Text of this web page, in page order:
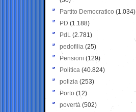
Partito Democratico (1.034)
PD (1.188)
PdL (2.781)
pedofilia (25)
Pensioni (129)
Politica (40.824)
polizia (253)
Porto (12)
povertà (502)